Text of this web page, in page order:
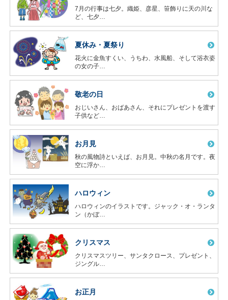
7月の行事は七夕。織姫、彦星、笹飾りに天の川な
ど、七夕…
夏休み・夏祭り
花火に金魚すくい、うちわ、水風船、そして浴衣姿
の女の子…
敬老の日
おじいさん、おばあさん、それにプレゼントを渡す
子供など…
お月見
秋の風物詩といえば、お月見。中秋の名月です。夜
空に浮か…
ハロウィン
ハロウィンのイラストです。ジャック・オ・ランタ
ン（かぼ…
クリスマス
クリスマスツリー、サンタクロース、プレゼント、
ジングル…
お正月